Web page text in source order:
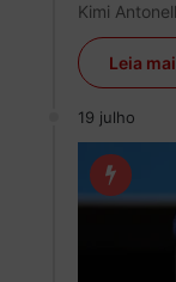
Kimi
Leia
19 julho